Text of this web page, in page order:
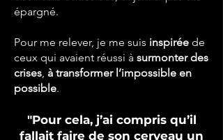
épargné.
Pour me relever, je me suis inspirée de
ceux qui avaient réussi à surmonter des
crises, à transformer l’impossible en
possible.
"Pour cela, j’ai compris qu’il
fallait faire de son cerveau un